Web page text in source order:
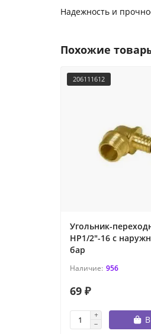
Надежность и
Похожие
206111612
Угольник-
НР1/2"-16 с
бар
956
69 ₽